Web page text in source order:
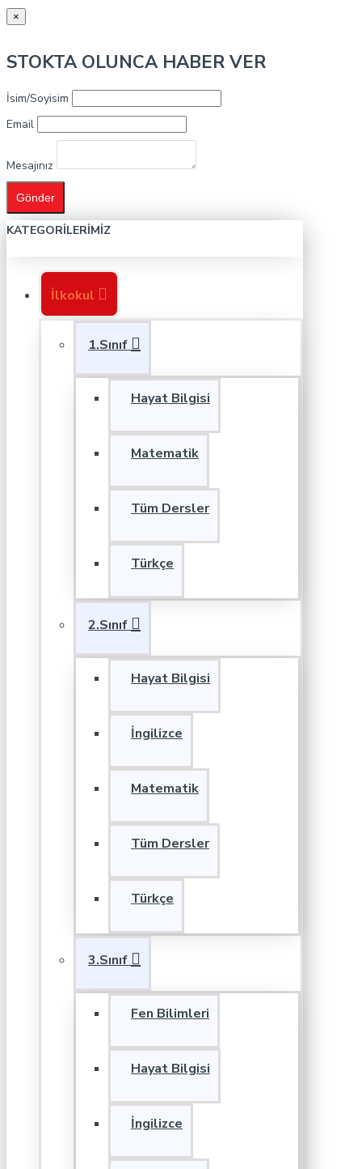
×
STOKTA OLUNCA HABER VER
İsim/Soyisim
Email
Mesajınız
Gönder
KATEGORILERIMIZ
İlkokul
1.Sınıf
Hayat Bilgisi
Matematik
Tüm Dersler
Türkçe
2.Sınıf
Hayat Bilgisi
İngilizce
Matematik
Tüm Dersler
Türkçe
3.Sınıf
Fen Bilimleri
Hayat Bilgisi
İngilizce